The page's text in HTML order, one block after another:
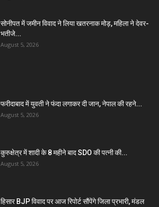
सोनीपत में जमीन विवाद ने लिया खतरनाक मोड़, महिला ने देवर-
भतीजे...
August 5, 2026
फरीदाबाद में युवती ने फंदा लगाकर दी जान, नेपाल की रहने...
August 5, 2026
कुरुक्षेत्र में शादी के 8 महीने बाद SDO की पत्नी की...
August 5, 2026
हिसार BJP विवाद पर आज रिपोर्ट सौंपेंगे जिला प्रभारी, मंडल